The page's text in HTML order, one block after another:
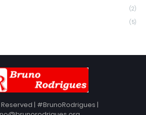
(2)
(5)
| #BrunoRodrigues |